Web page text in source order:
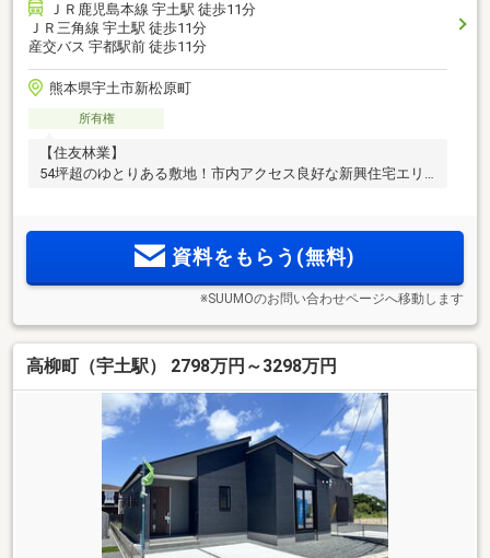
ＪＲ鹿児島本線 宇土駅 徒歩11分
ＪＲ三角線 宇土駅 徒歩11分
産交バス 宇都駅前 徒歩11分
熊本県宇土市新松原町
所有権
【住友林業】
54坪超のゆとりある敷地！市内アクセス良好な新興住宅エリ
資料をもらう(無料)
※SUUMOのお問い合わせページへ移動します
高柳町（宇土駅） 2798万円～3298万円